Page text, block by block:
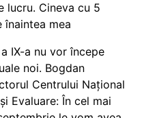
lucru. Cineva cu 5
înaintea mea
IX-a nu vor începe
noi. Bogdan
Centrului Național
Evaluare: În cel mai